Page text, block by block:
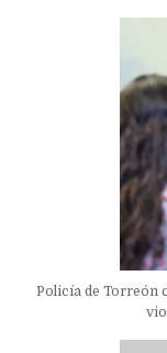
Policía de Torreón